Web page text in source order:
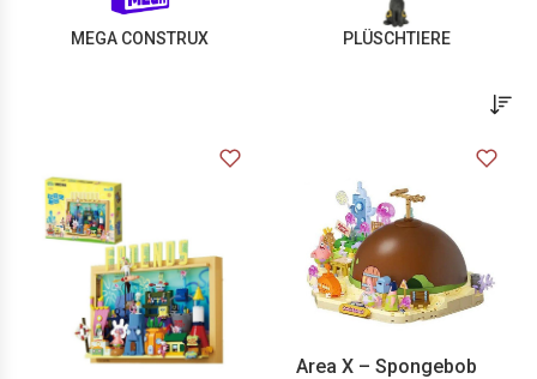
MEGA CONSTRUX PLÜSCHTIERE
Area X – Spongebob